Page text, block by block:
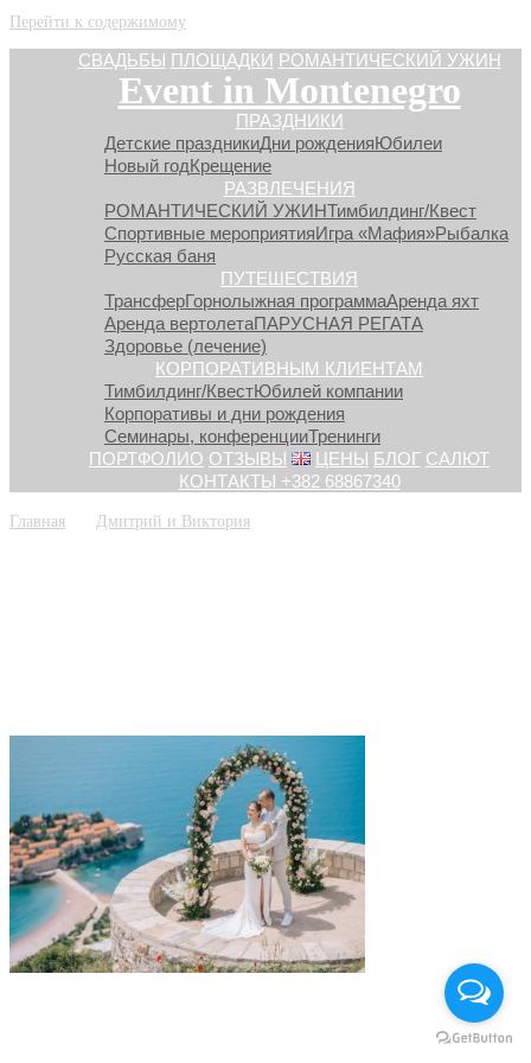
Перейти к содержимому
СВАДЬБЫ ПЛОЩАДКИ РОМАНТИЧЕСКИЙ УЖИН
Event in Montenegro
ПРАЗДНИКИ
Детские праздникиДни рожденияЮбилеи
Новый годКрещение
РАЗВЛЕЧЕНИЯ
РОМАНТИЧЕСКИЙ УЖИНТимбилдинг/Квест
Спортивные мероприятияИгра «Мафия»Рыбалка
Русская баня
ПУТЕШЕСТВИЯ
ТрансферГорнолыжная программаАренда яхт
Аренда вертолетаПАРУСНАЯ РЕГАТА
Здоровье (лечение)
КОРПОРАТИВНЫМ КЛИЕНТАМ
Тимбилдинг/КвестЮбилей компании
Корпоративы и дни рождения
Семинары, конференцииТренинги
ПОРТФОЛИО ОТЗЫВЫ ЦЕНЫ БЛОГ САЛЮТ
КОНТАКТЫ +382 68867340
Главная Дмитрий и Виктория